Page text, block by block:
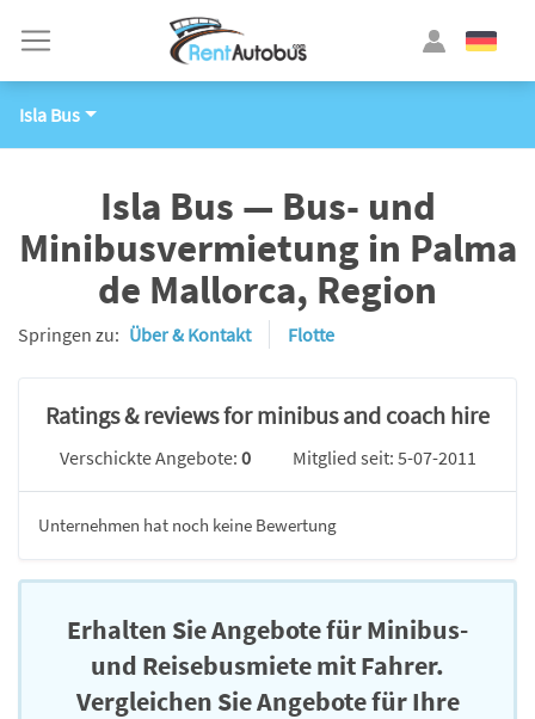
Isla Bus
Isla Bus — Bus- und
Minibusvermietung in Palma
de Mallorca, Region
Springen zu: Über & Kontakt Flotte
Ratings & reviews for minibus and coach hire
Verschickte Angebote: 0 Mitglied seit: 5-07-2011
Unternehmen hat noch keine Bewertung
Erhalten Sie Angebote für Minibus-
und Reisebusmiete mit Fahrer.
Vergleichen Sie Angebote für Ihre